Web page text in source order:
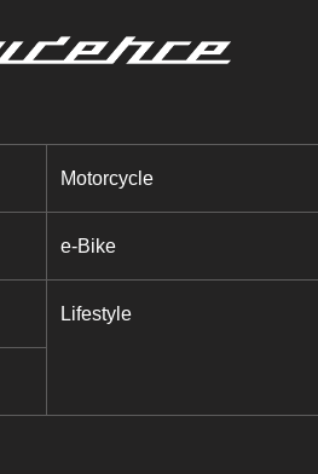
Motorcycle
e-Bike
Lifestyle